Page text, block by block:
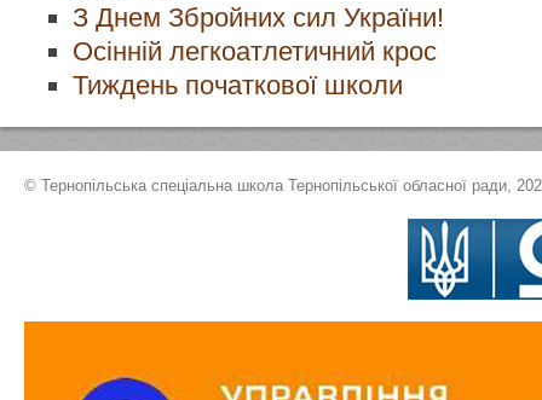
З Днем Збройних cил України!
Осінній легкоатлетичний крос
Тиждень початкової школи
© Тернопільська спеціальна школа Тернопільської обласної ради,